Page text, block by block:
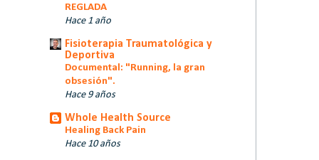
REGLADA
Hace 1 año
Fisioterapia Traumatológica y
Deportiva
Documental: "Running, la gran
obsesión".
Hace 9 años
Whole Health Source
Healing Back Pain
Hace 10 años